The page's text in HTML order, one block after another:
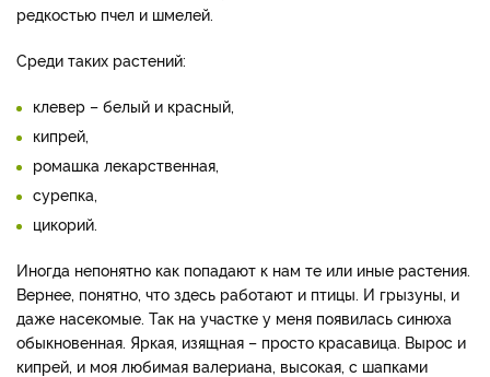
редкостью пчел и шмелей.
Среди таких растений:
клевер – белый и красный,
кипрей,
ромашка лекарственная,
сурепка,
цикорий.
Иногда непонятно как попадают к нам те или иные растения.
Вернее, понятно, что здесь работают и птицы. И грызуны, и
даже насекомые. Так на участке у меня появилась синюха
обыкновенная. Яркая, изящная – просто красавица. Вырос и
кипрей, и моя любимая валериана, высокая, с шапками